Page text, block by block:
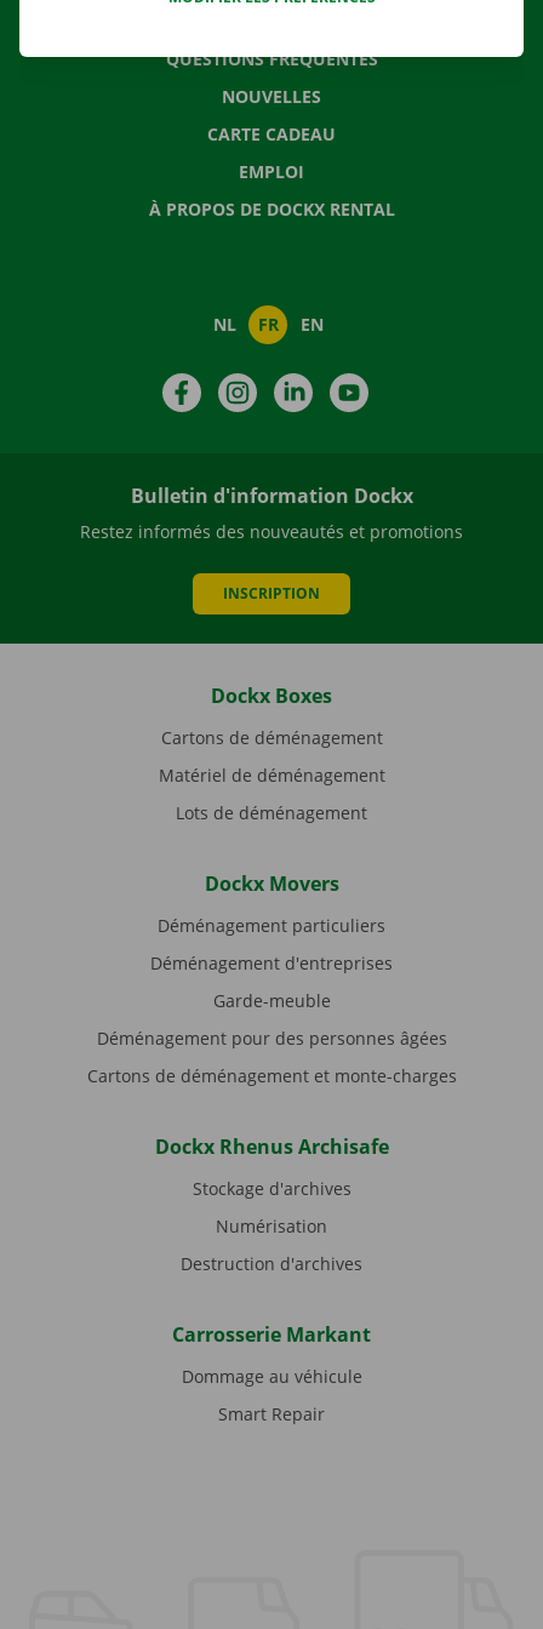
QUESTIONS FRÉQUENTES
NOUVELLES
CARTE CADEAU
EMPLOI
À PROPOS DE DOCKX RENTAL
NL FR EN
FacebookInstagramLinkedIn
Bulletin d'information Dockx
Restez informés des nouveautés et promotions
INSCRIPTION
Dockx Boxes
Cartons de déménagement
Matériel de déménagement
Lots de déménagement
Dockx Movers
Déménagement particuliers
Déménagement d'entreprises
Garde-meuble
Déménagement pour des personnes âgées
Cartons de déménagement et monte-charges
Dockx Rhenus Archisafe
Stockage d'archives
Numérisation
Destruction d'archives
Carrosserie Markant
Dommage au véhicule
Smart Repair